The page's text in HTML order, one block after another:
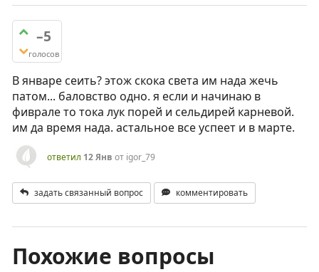
–5
голосов
В январе сеить? этож скока света им нада жечь
патом... баловство одно. я если и начинаю в
фиврале то тока лук порей и сельдирей карневой.
им да время нада. астальное все успеет и в марте.
ответил 12 Янв от igor_79
задать связанный вопрос комментировать
Похожие вопросы